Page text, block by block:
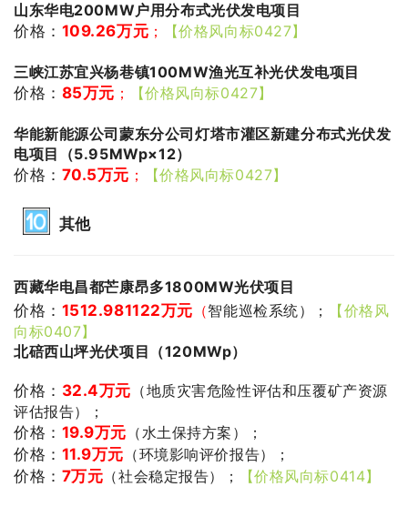
山东华电200MW户用分布式光伏发电项目
价格： 109.26万元 ； 【价格风向标0427】
三峡江苏宜兴杨巷镇100MW渔光互补光伏发电项目
价格： 85万元 ； 【价格风向标0427】
华能新能源公司蒙东分公司灯塔市灌区新建分布式光伏发
电项目（5.95MWp×12）
价格： 70.5万元 ； 【价格风向标0427】
其他
西藏华电昌都芒康昂多1800MW光伏项目
价格： 1512.981122万元 （智能巡检系统）；
【价格风
向标0407】
北碚西山坪光伏项目（120MWp）
价格： 32.4万元 （地质灾害危险性评估和压覆矿产资源
评估报告）；
价格： 19.9万元 （水土保持方案）；
价格： 11.9万元 （环境影响评价报告）；
价格： 7万元 （社会稳定报告）； 【价格风向标0414】